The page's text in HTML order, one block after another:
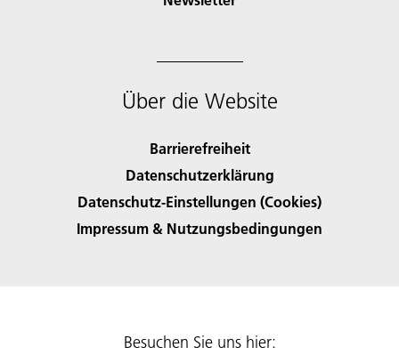
Über die Website
Barrierefreiheit
Datenschutzerklärung
Datenschutz-Einstellungen (Cookies)
Impressum & Nutzungsbedingungen
Besuchen Sie uns hier: